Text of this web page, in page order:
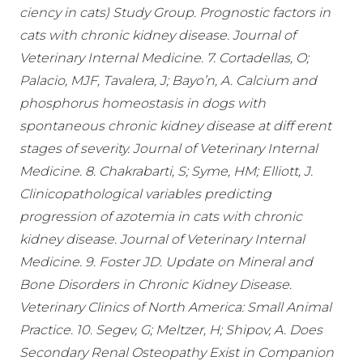
ciency in cats) Study Group. Prognostic factors in
cats with chronic kidney disease. Journal of
Veterinary Internal Medicine. 7. Cortadellas, O;
Palacio, MJF, Tavalera, J; Bayo’n, A. Calcium and
phosphorus homeostasis in dogs with
spontaneous chronic kidney disease at diff erent
stages of severity. Journal of Veterinary Internal
Medicine. 8. Chakrabarti, S; Syme, HM; Elliott, J.
Clinicopathological variables predicting
progression of azotemia in cats with chronic
kidney disease. Journal of Veterinary Internal
Medicine. 9. Foster JD. Update on Mineral and
Bone Disorders in Chronic Kidney Disease.
Veterinary Clinics of North America: Small Animal
Practice. 10. Segev, G; Meltzer, H; Shipov, A. Does
Secondary Renal Osteopathy Exist in Companion